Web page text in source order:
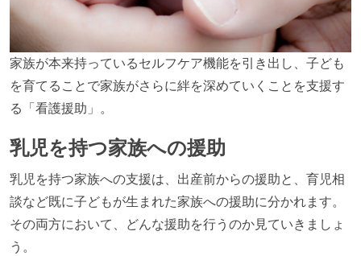
家族が本来持っているセルフケア機能を引き出し、子ども
を育てることで家族がさらに絆を深めていくことを支援す
る「看護援助」。
乳児を持つ家族への援助
乳児を持つ家族への支援は、出産前からの援助と、育児相
談など既に子どもが生まれた家族への援助に分かれます。
その両方において、どんな援助を行うのか見ていきましょ
う。